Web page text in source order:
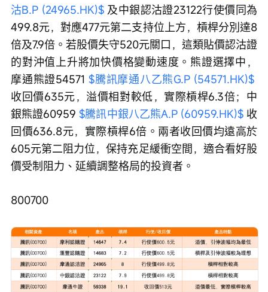
沽B.P (24965.HK)$ 及中銀認沽證23122行使價同為
499.8元，對應477元第二支持位上方，槓桿分別達8
倍及7.9倍。若股價失守520元關口，這類貼價認沽證
的對沖值上升將加快價格變動速度。熊證選擇中，
摩通熊證54571 $騰訊摩通八乙熊G.P (54571.HK)$
收回價635元，溢價相對較低，實際槓桿6.3倍；中
銀熊證60959 $騰訊中銀八乙熊A.P (60959.HK)$ 收
回價636.8元，實際槓桿6倍。兩者收回價均遠高於
605元第二阻力位，保持充足緩衝空間，適合看好股
價受制阻力、延續調整格局的投資者。
800700